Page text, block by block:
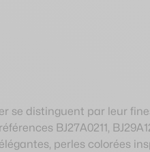
se distinguent par leur
BJ27A0211,
perles colorées